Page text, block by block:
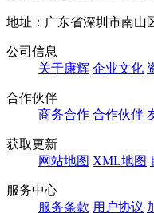
地址：广东省深圳市南山
公司信息
关于康辉 企业文化
合作伙伴
商务合作 合作伙伴
获取更新
网站地图 XML地图
服务中心
服务条款 用户协议